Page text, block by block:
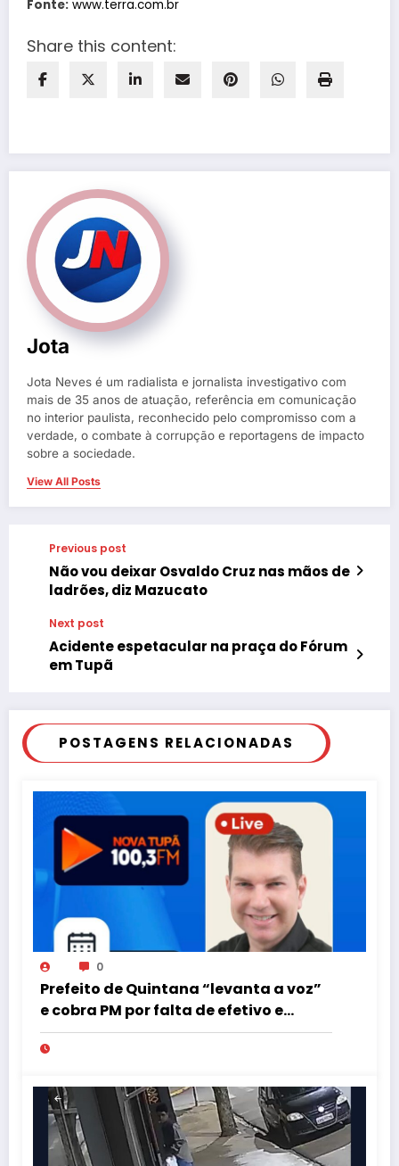
Fonte: www.terra.com.br
Share this content:
Jota
Jota Neves é um radialista e jornalista investigativo com
mais de 35 anos de atuação, referência em comunicação
no interior paulista, reconhecido pelo compromisso com a
verdade, o combate à corrupção e reportagens de impacto
sobre a sociedade.
View All Posts
Previous post
Não vou deixar Osvaldo Cruz nas mãos de
ladrões, diz Mazucato
Next post
Acidente espetacular na praça do Fórum
em Tupã
POSTAGENS RELACIONADAS
0
Prefeito de Quintana “levanta a voz”
e cobra PM por falta de efetivo e
viaturas na região